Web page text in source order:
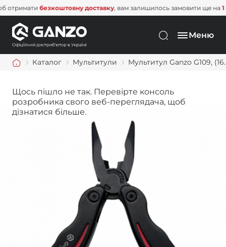
безкоштовну доставку, вам залишилось замовити ще на1 500
Меню
Каталог Мультитули Мультитул Ganzo G109,
Щось пішло не так. Перевірте консоль
розробника свого веб-переглядача, щоб
дізнатися більше.